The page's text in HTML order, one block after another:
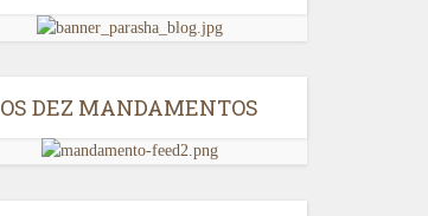
OS DEZ MANDAMENTOS